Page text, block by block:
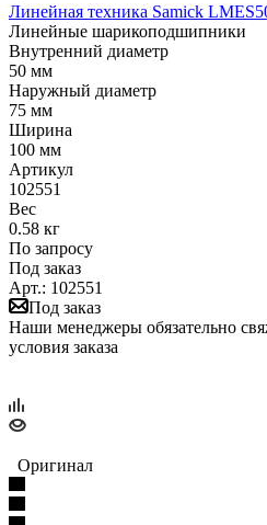
Линейная техника Samick
Линейные шарикоподшипники
Внутренний диаметр
50 мм
Наружный диаметр
75 мм
Ширина
100 мм
Артикул
102551
Вес
0.58 кг
По запросу
Под заказ
Арт.: 102551
Под заказ
Наши менеджеры обязательно
условия заказа
Оригинал